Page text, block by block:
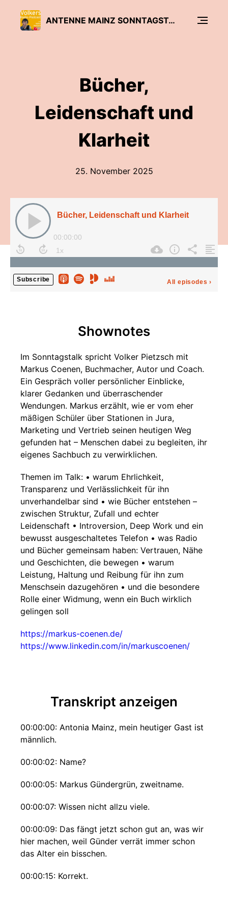
ANTENNE MAINZ SONNTAGSTALK MIT VOLKER PIETZSCH
Bücher,
Leidenschaft und
Klarheit
25. November 2025
Bücher, Leidenschaft und Klarheit
00:00:00
Subscribe All episodes ›
Shownotes
Im Sonntagstalk spricht Volker Pietzsch mit
Markus Coenen, Buchmacher, Autor und Coach.
Ein Gespräch voller persönlicher Einblicke,
klarer Gedanken und überraschender
Wendungen. Markus erzählt, wie er vom eher
mäßigen Schüler über Stationen in Jura,
Marketing und Vertrieb seinen heutigen Weg
gefunden hat – Menschen dabei zu begleiten, ihr
eigenes Sachbuch zu verwirklichen.
Themen im Talk: • warum Ehrlichkeit,
Transparenz und Verlässlichkeit für ihn
unverhandelbar sind • wie Bücher entstehen –
zwischen Struktur, Zufall und echter
Leidenschaft • Introversion, Deep Work und ein
bewusst ausgeschaltetes Telefon • was Radio
und Bücher gemeinsam haben: Vertrauen, Nähe
und Geschichten, die bewegen • warum
Leistung, Haltung und Reibung für ihn zum
Menschsein dazugehören • und die besondere
Rolle einer Widmung, wenn ein Buch wirklich
gelingen soll
https://markus-coenen.de/
https://www.linkedin.com/in/markuscoenen/
Transkript anzeigen
00:00:00: Antonia Mainz, mein heutiger Gast ist
männlich.
00:00:02: Name?
00:00:05: Markus Gündergrün, zweitname.
00:00:07: Wissen nicht allzu viele.
00:00:09: Das fängt jetzt schon gut an, was wir
hier machen, weil Günder verrät immer schon
das Alter ein bisschen.
00:00:15: Korrekt.